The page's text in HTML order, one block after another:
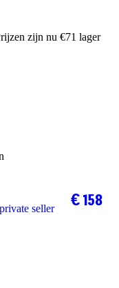
zijn nu €71 lager
seller
€ 158